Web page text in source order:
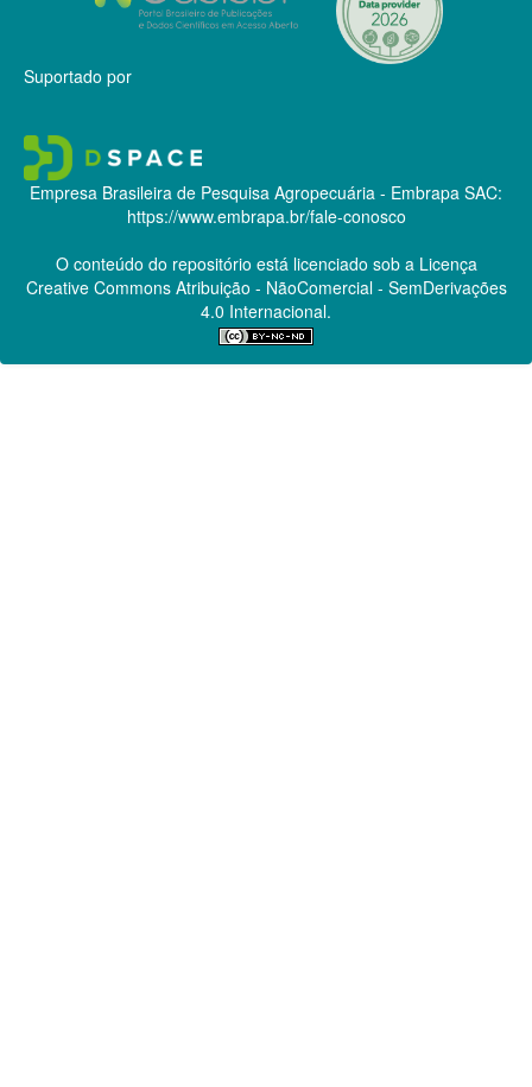
Suportado por
Empresa Brasileira de Pesquisa Agropecuária - Embrapa SAC:
https://www.embrapa.br/fale-conosco
O conteúdo do repositório está licenciado sob a Licença
Creative CommonsAtribuição - NãoComercial - SemDerivações
4.0 Internacional.